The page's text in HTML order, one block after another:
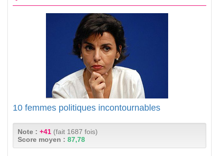
10 femmes politiques incontournables
Note : +41 (fait 1687 fois)
Score moyen : 87,78